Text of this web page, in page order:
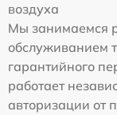
воздуха
Мы занимаемся
обслуживанием
гарантийного
работает
авторизации от